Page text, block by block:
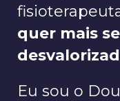
quer mais
Eu sou o